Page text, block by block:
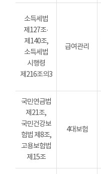
소득세법
제127조·
제140조,
소득세법
시행령
제216조의3
급여관리
국민연금법
제21조,
국민건강보
험법 제8조,
고용보험법
제15조
4대보험